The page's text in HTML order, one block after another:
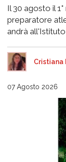
Il 30 agosto il
preparatore
andrà
Cristiana
07 Agosto 2026